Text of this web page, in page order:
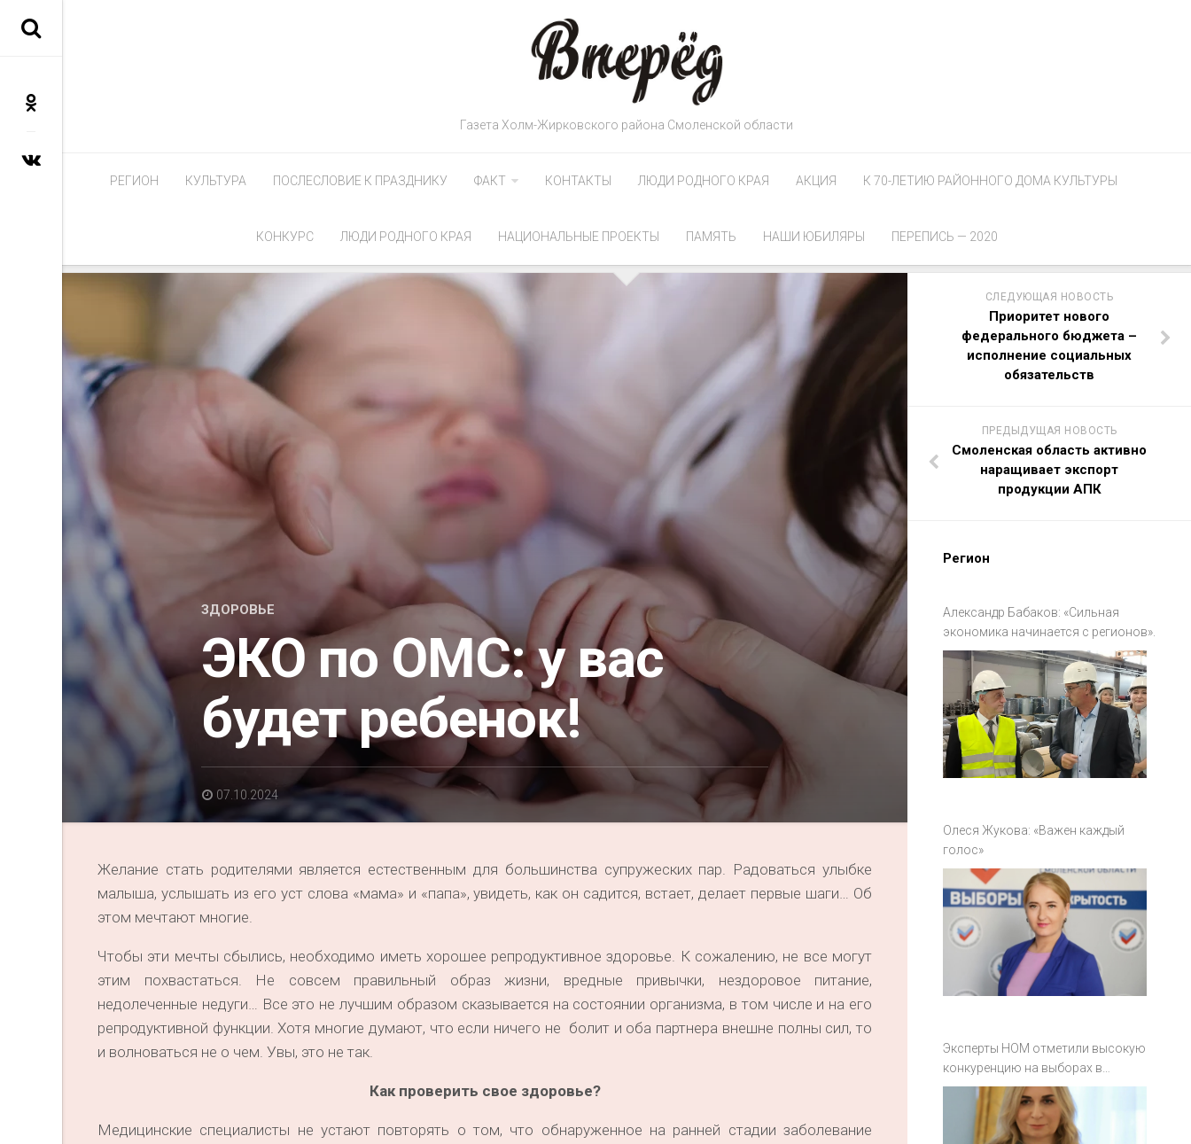
Газета Холм-Жирковского района Смоленской области
РЕГИОН КУЛЬТУРА ПОСЛЕСЛОВИЕ К ПРАЗДНИКУ ФАКТ КОНТАКТЫ ЛЮДИ РОДНОГО КРАЯ АКЦИЯ К 70-ЛЕТИЮ РАЙОННОГО ДОМА КУЛЬТУРЫ
КОНКУРС ЛЮДИ РОДНОГО КРАЯ НАЦИОНАЛЬНЫЕ ПРОЕКТЫ ПАМЯТЬ НАШИ ЮБИЛЯРЫ ПЕРЕПИСЬ — 2020
ЗДОРОВЬЕ
ЭКО по ОМС: у вас
будет ребенок!
07.10.2024
Желание стать родителями является естественным для большинства супружеских пар. Радоваться улыбке
малыша, услышать из его уст слова «мама» и «папа», увидеть, как он садится, встает, делает первые шаги… Об
этом мечтают многие.
Чтобы эти мечты сбылись, необходимо иметь хорошее репродуктивное здоровье. К сожалению, не все могут
этим похвастаться. Не совсем правильный образ жизни, вредные привычки, нездоровое питание,
недолеченные недуги… Все это не лучшим образом сказывается на состоянии организма, в том числе и на его
репродуктивной функции. Хотя многие думают, что если ничего не болит и оба партнера внешне полны сил, то
и волноваться не о чем. Увы, это не так.
Как проверить свое здоровье?
Медицинские специалисты не устают повторять о том, что обнаруженное на ранней стадии заболевание
СЛЕДУЮЩАЯ НОВОСТЬ
Приоритет нового
федерального бюджета –
исполнение социальных
обязательств
ПРЕДЫДУЩАЯ НОВОСТЬ
Смоленская область активно
наращивает экспорт
продукции АПК
Регион
Александр Бабаков: «Сильная
экономика начинается с регионов».
Олеся Жукова: «Важен каждый
голос»
Эксперты НОМ отметили высокую
конкуренцию на выборах в
Смоленской области